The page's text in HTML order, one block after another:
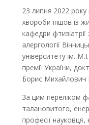
23 липня 2022 року
хвороби пішов із
кафедри фтизіатрії
алергології
університету ім.
премії України,
Борис Михайлович
За цим переліком
талановитого,
професії науковця,